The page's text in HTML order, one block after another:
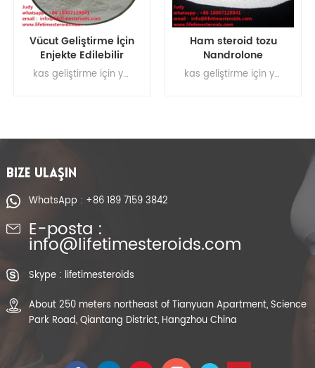
Ham steroid tozu
Nandrolone
Propiyonat Kas
Yapısı Steroid
kas geliştirme için yasal anabolik steroidler , ham testosteron tozu, Steroid hormonları, kas kazanımı takviyeleri Nandrolone Propionate 100mg Nandrolone Propionate yarılanma ömrü
Yasal Kas Büyümesi
Nandrolone
fenilpropiyonat deca
durabolin NPP CAS
durabolin nandrolone fenilpropiyonat, nandrolone fenilpropiyonat alfa ilaç, nandrolon ve fenilpropiyonat, nandrolone dekanoat alfa ilaç, nandrolon fenilpropiyonat faydaları
BIZE ULAŞIN
WhatsApp : +86 189 7159 3842
E-posta :
info@lifetimesteroids.com
Skype : lifetimesteroids
About 250 meters northeast of Tianyuan Apartment, Science
Park Road, Qiantang District, Hangzhou China